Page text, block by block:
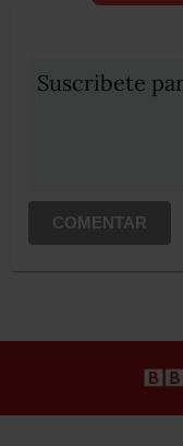
Suscribete
COMENTAR